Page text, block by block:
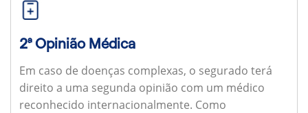
2ª Opinião Médica
Em caso de doenças complexas, o segurado terá
direito a uma segunda opinião com um médico
reconhecido internacionalmente. Como